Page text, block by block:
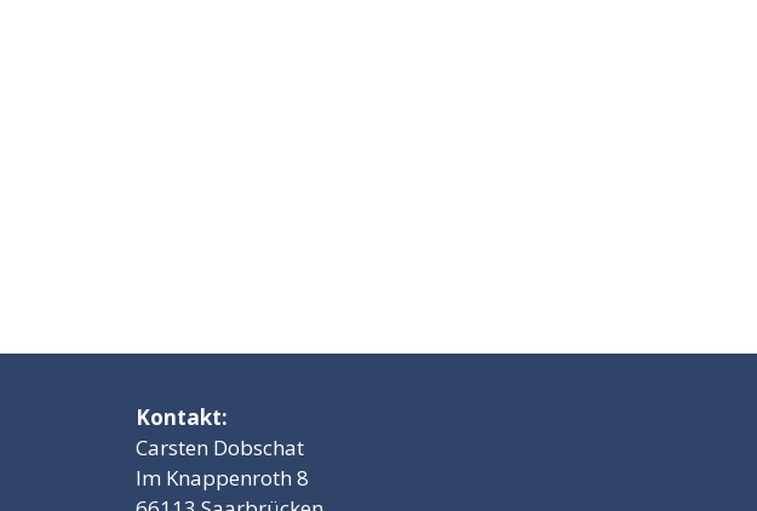
Kontakt:
Carsten Dobschat
Im Knappenroth 8